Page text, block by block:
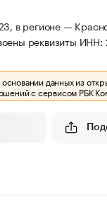
в регионе —
реквизиты
данных из
с сервисом РБК